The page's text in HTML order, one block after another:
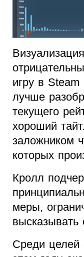
игру в
лучше
текущего
хороший
заложником
которых
Кролл
меры,
высказывать
Среди целей